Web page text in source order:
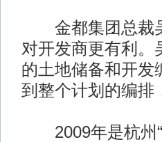
金都集团总裁吴
对开发商更有利。
的土地储备和开发
到整个计划的编排
2009年是杭州“